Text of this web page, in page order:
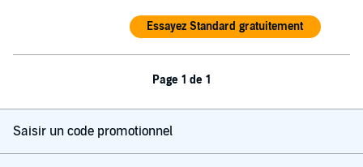
Essayez Standard gratuitement
Page 1 de 1
Saisir un code promotionnel